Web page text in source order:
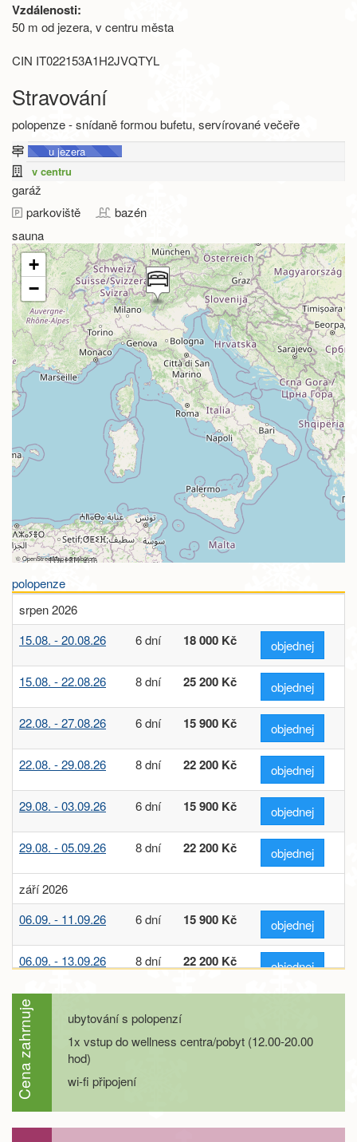
Vzdálenosti:
50 m od jezera, v centru města
CIN IT022153A1H2JVQTYL
Stravování
polopenze - snídaně formou bufetu, servírované večeře
u jezera
v centru
garáž
parkoviště
bazén
sauna
+
−
©OpenStreetMapcontributors
polopenze
srpen 2026
15.08. - 20.08.26
6 dní 18 000 Kč objednej
15.08. - 22.08.26 8 dní 25 200 Kč objednej
22.08. - 27.08.26 6 dní 15 900 Kč objednej
22.08. - 29.08.26 8 dní 22 200 Kč objednej
29.08. - 03.09.26 6 dní 15 900 Kč objednej
29.08. - 05.09.26 8 dní 22 200 Kč objednej
září 2026
06.09. - 11.09.26
6 dní 15 900 Kč objednej
06.09. - 13.09.26 8 dní 22 200 Kč objednej
12.09. - 17.09.26
12.09. - 19.09.26 8 dní 20 900 Kč objednej
20.09. - 25.09.26 6 dní
20.09. - 27.09.26 8 dní 20 900 Kč objednej
Cena zahrnuje
ubytování s polopenzí
1x vstup do wellness centra/pobyt (12.00-20.00
hod)
wi-fi připojení